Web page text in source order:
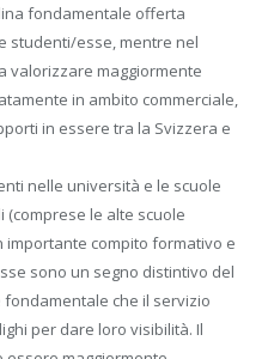
fondamentale offerta
studenti/esse, mentre nel
valorizzare maggiormente
in ambito commerciale,
in essere tra la Svizzera e
nelle università e le scuole
le alte scuole
importante compito formativo e
sono un segno distintivo del
che il servizio
per dare loro visibilità. Il